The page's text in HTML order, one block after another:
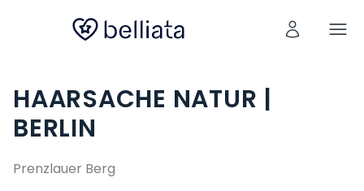
HAARSACHE NATUR |
BERLIN
Prenzlauer Berg